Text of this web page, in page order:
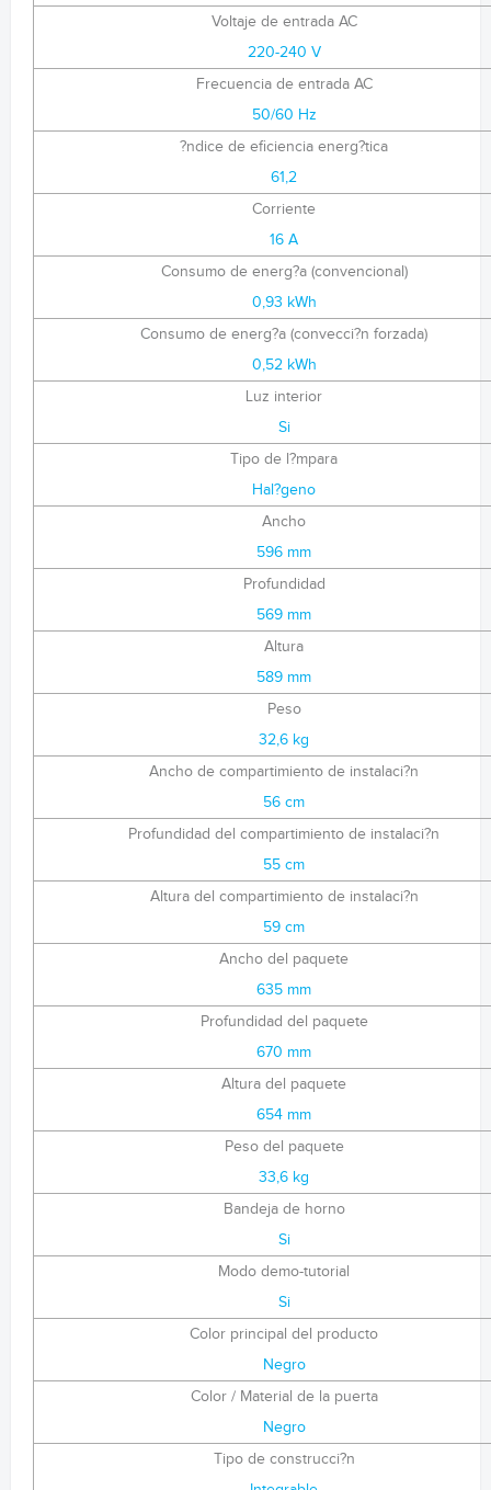
Voltaje de entrada AC
220-240 V
Frecuencia de entrada AC
50/60 Hz
?ndice de eficiencia energ?tica
61,2
Corriente
16 A
Consumo de energ?a (convencional)
0,93 kWh
Consumo de energ?a (convecci?n forzada)
0,52 kWh
Luz interior
Si
Tipo de l?mpara
Hal?geno
Ancho
596 mm
Profundidad
569 mm
Altura
589 mm
Peso
32,6 kg
Ancho de compartimiento de instalaci?n
56 cm
Profundidad del compartimiento de instalaci?n
55 cm
Altura del compartimiento de instalaci?n
59 cm
Ancho del paquete
635 mm
Profundidad del paquete
670 mm
Altura del paquete
654 mm
Peso del paquete
33,6 kg
Bandeja de horno
Si
Modo demo-tutorial
Si
Color principal del producto
Negro
Color / Material de la puerta
Negro
Tipo de construcci?n